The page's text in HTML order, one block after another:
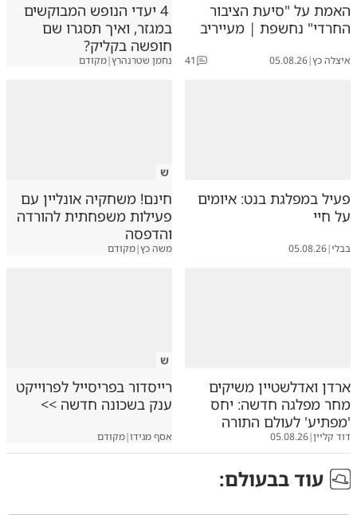
האמת על "סיעת הציבור
החרדי" נחשפת | מעייריב
איצלה כץ|
05.08.26
41
4 יעדי הנופש המבוקשים
במגזר, ואיך תסגרו שם
חופשה בקליק?
נחמן שטרנהרץ|מקודם
פעיל במפלגת בנט: איומים
על חיי
בבלי|
05.08.26
ש
חינם! משחקיה אונליין עם
פעילות משפחתית להורדה
והדפסה
משה כץ|מקודם
ארדן ואדלשטיין משיקים
מחר מפלגה חדשה: יחס
'מפתיע' לעולם התורה
דוד קליין|
05.08.26
ש
רייסדור בפריסייל לפרוייקט
ענק בשכונה חדשה >>
אסף מגידו|מקודם
עוד בבעולם: